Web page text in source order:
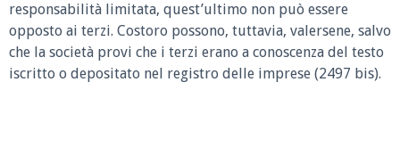
responsabilità limitata, quest’ultimo non può essere
opposto ai terzi. Costoro possono, tuttavia, valersene, salvo
che la società provi che i terzi erano a conoscenza del testo
iscritto o depositato nel registro delle imprese (2497 bis).